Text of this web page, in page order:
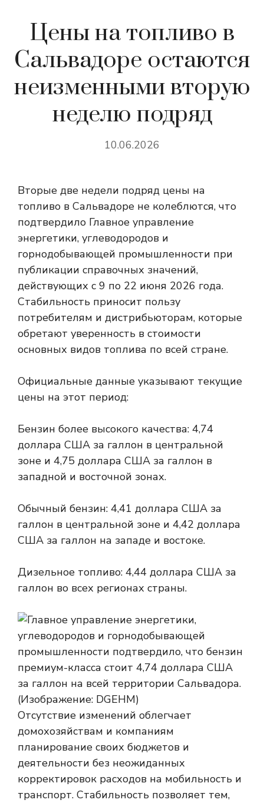
Цены на топливо в
Сальвадоре остаются
неизменными вторую
неделю подряд
10.06.2026
Вторые две недели подряд цены на
топливо в Сальвадоре не колеблются, что
подтвердило Главное управление
энергетики, углеводородов и
горнодобывающей промышленности при
публикации справочных значений,
действующих с 9 по 22 июня 2026 года.
Стабильность приносит пользу
потребителям и дистрибьюторам, которые
обретают уверенность в стоимости
основных видов топлива по всей стране.
Официальные данные указывают текущие
цены на этот период:
Бензин более высокого качества: 4,74
доллара США за галлон в центральной
зоне и 4,75 доллара США за галлон в
западной и восточной зонах.
Обычный бензин: 4,41 доллара США за
галлон в центральной зоне и 4,42 доллара
США за галлон на западе и востоке.
Дизельное топливо: 4,44 доллара США за
галлон во всех регионах страны.
Отсутствие изменений облегчает
домохозяйствам и компаниям
планирование своих бюджетов и
деятельности без неожиданных
корректировок расходов на мобильность и
транспорт. Стабильность позволяет тем,